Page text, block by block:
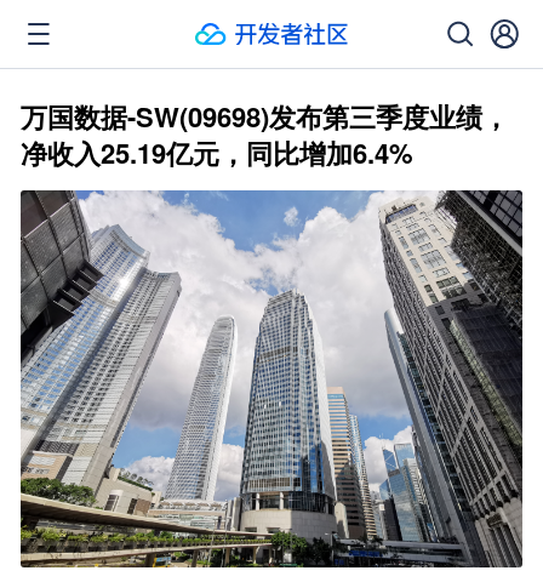
万国数据-SW(09698)发布第三季度业绩，
净收入25.19亿元，同比增加6.4%